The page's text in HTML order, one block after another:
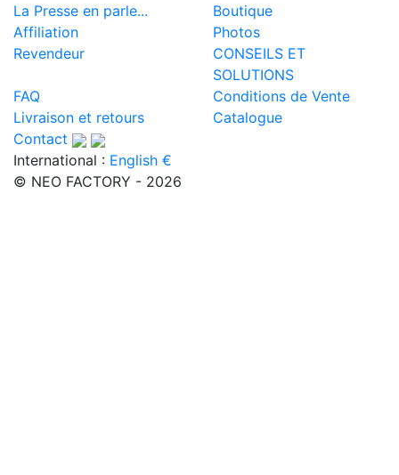
La Presse en parle...
Boutique
Affiliation
Photos
Revendeur
CONSEILS ET
SOLUTIONS
FAQ
Conditions de Vente
Livraison et retours
Catalogue
Contact
International : English €
© NEO FACTORY - 2026